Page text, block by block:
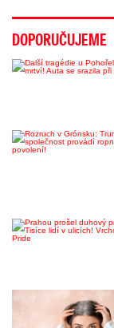
DOPORUČUJEME